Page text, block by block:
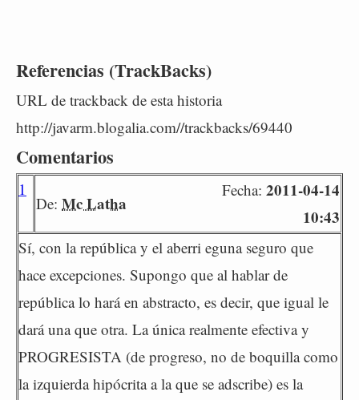
Referencias (TrackBacks)
URL de trackback de esta historia
http://javarm.blogalia.com//trackbacks/69440
Comentarios
1
De: Mc Latha
Fecha: 2011-04-14
10:43
Sí, con la república y el aberri eguna seguro que
hace excepciones. Supongo que al hablar de
república lo hará en abstracto, es decir, que igual le
dará una que otra. La única realmente efectiva y
PROGRESISTA (de progreso, no de boquilla como
la izquierda hipócrita a la que se adscribe) es la